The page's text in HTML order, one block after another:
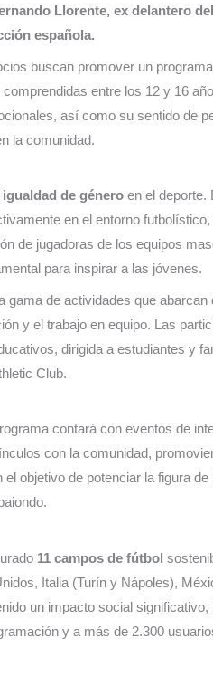
Llorente, ex delantero
española.
buscan promover un
entre los 12 y 16
así como su sentido de
la comunidad.
igualdad de género en el deporte.
en el entorno
de jugadoras de los equipos
para inspirar a las jóvenes.
gama de actividades que
y el trabajo en equipo. Las
dirigida a estudiantes y
Club.
contará con eventos de
con la comunidad,
objetivo de potenciar la figura
11 campos de fútbol
Italia (Turín y Nápoles),
un impacto social
y a más de 2.300